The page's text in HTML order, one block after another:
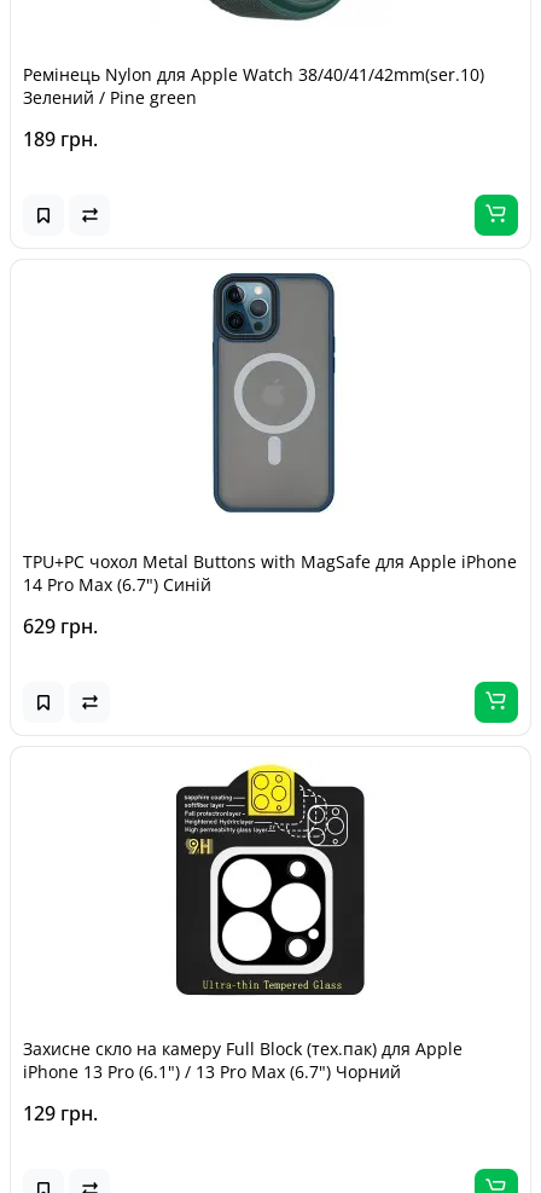
Ремінець Nylon для Apple Watch 38/40/41/42mm(ser.10)
Зелений / Pine green
189 грн.
TPU+PC чохол Metal Buttons with MagSafe для Apple iPhone
14 Pro Max (6.7") Синій
629 грн.
Захисне скло на камеру Full Block (тех.пак) для Apple
iPhone 13 Pro (6.1") / 13 Pro Max (6.7") Чорний
129 грн.